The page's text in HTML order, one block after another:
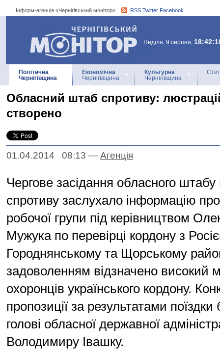
Інформ-агенція «Чернігівський монітор»: RSS Twitter Facebook
Інформ-агенція
«Чернігівський монітор»
Неділя, 9 серпня,
Політична
Чернігівщина
Економічна
Чернігівщина
Культурна
Чернігівщина
Обласний штаб спротиву:
створено
01.04.2014 08:13 — Агенцiя
Чергове засідання обласного штабу
спротиву заслухало інформацію про
робочої групи під керівництвом
Мужука по перевірці кордону з
Городнянському та Щорському
задоволенням відзначено високий
охоронців українського кордону.
пропозиції за результатами поїздки
голові обласної державної
Володимиру Івашку.